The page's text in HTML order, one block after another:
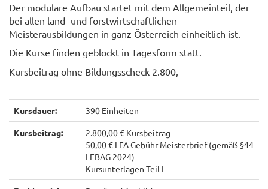
Der modulare Aufbau startet mit dem Allgemeinteil, der
bei allen land- und forstwirtschaftlichen
Meisterausbildungen in ganz Österreich einheitlich ist.
Die Kurse finden geblockt in Tagesform statt.
Kursbeitrag ohne Bildungsscheck 2.800,-
Kursdauer: 390 Einheiten
Kursbeitrag:
2.800,00 € Kursbeitrag
50,00 € LFA Gebühr Meisterbrief (gemäß §44
LFBAG 2024)
Kursunterlagen Teil I